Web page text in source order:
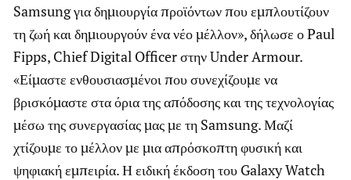
Samsung για δημιουργία προϊόντων που εμπλουτίζουν
τη ζωή και δημιουργούν ένα νέο μέλλον», δήλωσε ο Paul
Fipps, Chief Digital Officer στην Under Armour.
«Είμαστε ενθουσιασμένοι που συνεχίζουμε να
βρισκόμαστε στα όρια της απόδοσης και της τεχνολογίας
μέσω της συνεργασίας μας με τη Samsung. Μαζί
χτίζουμε το μέλλον με μια απρόσκοπτη φυσική και
ψηφιακή εμπειρία. Η ειδική έκδοση του Galaxy Watch